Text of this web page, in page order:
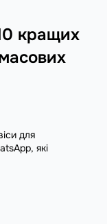
кращих
для
які